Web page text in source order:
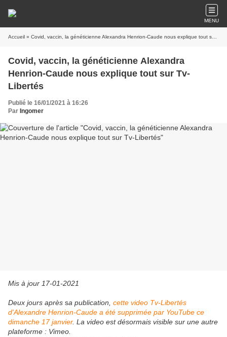
MENU
Accueil » Covid, vaccin, la généticienne Alexandra Henrion-Caude nous explique tout sur Tv-Libertés
Covid, vaccin, la généticienne Alexandra
Henrion-Caude nous explique tout sur Tv-
Libertés
Publié le 16/01/2021 à 16:26
Par Ingomer
Mis à jour 17-01-2021
Deux jours après sa publication, cette video Tv-Libertés
d'Alexandre Henrion-Caude a été supprimée par YouTube ce
dimanche 17 janvier. La video est désormais visible sur une autre
plateforme : Vimeo.